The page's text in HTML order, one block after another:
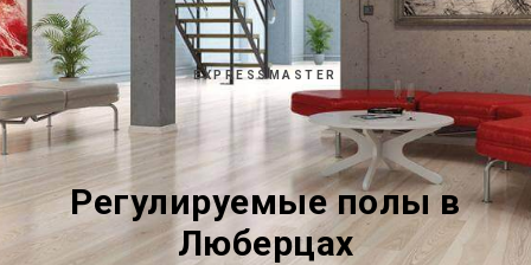
EXPRESSMASTER
Регулируемые полы в
Люберцах